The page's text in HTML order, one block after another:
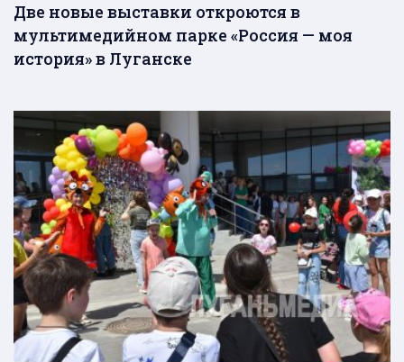
Две новые выставки откроются в
мультимедийном парке «Россия — моя
история» в Луганске